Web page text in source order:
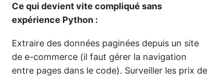
Ce qui devient vite compliqué sans
expérience Python :
Extraire des données paginées depuis un site
de e-commerce (il faut gérer la navigation
entre pages dans le code). Surveiller les prix de